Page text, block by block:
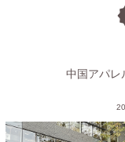
中国アパレ